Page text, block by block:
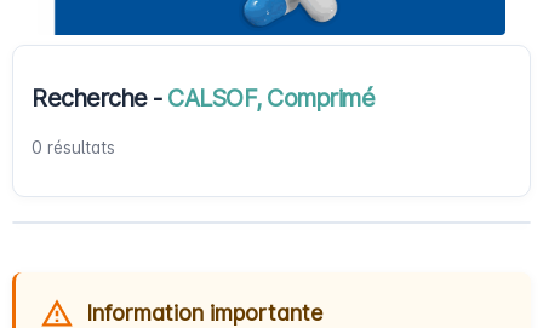
Recherche - CALSOF, Comprimé
0 résultats
Information importante